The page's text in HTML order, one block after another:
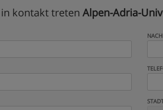
kontakt treten Alpen-Adria-